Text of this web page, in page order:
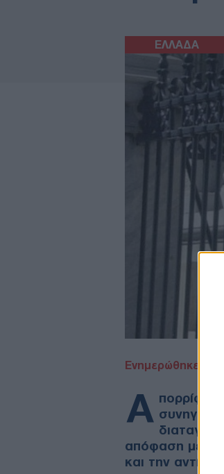
ΕΛΛΑΔΑ
Ενημερώθηκε: 09/
A
διαταγής
απόφαση
και την